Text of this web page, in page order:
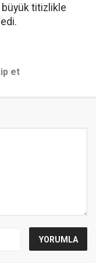
büyük titizlikle
et